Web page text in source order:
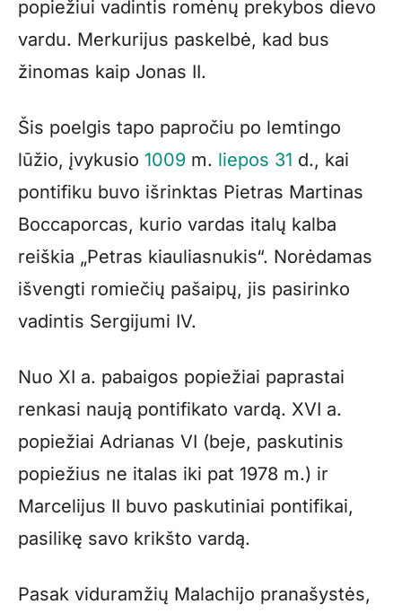
popiežiui vadintis romėnų prekybos dievo
vardu. Merkurijus paskelbė, kad bus
žinomas kaip Jonas II.
Šis poelgis tapo papročiu po lemtingo
lūžio, įvykusio 1009 m. liepos 31 d., kai
pontifiku buvo išrinktas Pietras Martinas
Boccaporcas, kurio vardas italų kalba
reiškia „Petras kiauliasnukis“. Norėdamas
išvengti romiečių pašaipų, jis pasirinko
vadintis Sergijumi IV.
Nuo XI a. pabaigos popiežiai paprastai
renkasi naują pontifikato vardą. XVI a.
popiežiai Adrianas VI (beje, paskutinis
popiežius ne italas iki pat 1978 m.) ir
Marcelijus II buvo paskutiniai pontifikai,
pasilikę savo krikšto vardą.
Pasak viduramžių Malachijo pranašystės,